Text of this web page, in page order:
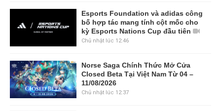
Esports Foundation và adidas công
bố hợp tác mang tính cột mốc cho
kỳ Esports Nations Cup đầu tiên
Chủ nhật lúc 12:46
Norse Saga Chính Thức Mở Cửa
Closed Beta Tại Việt Nam Từ 04 –
11/08/2026
Chủ nhật lúc 12:37